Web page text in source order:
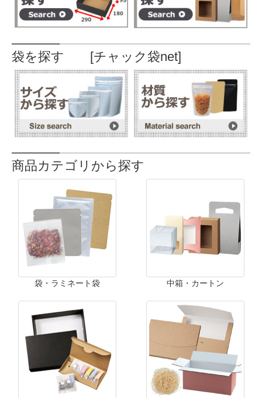
袋を探す [チャック袋net]
商品カテゴリから探す
袋・ラミネート袋 中箱・カートン